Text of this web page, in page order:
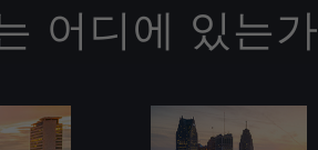
어디에 있는가